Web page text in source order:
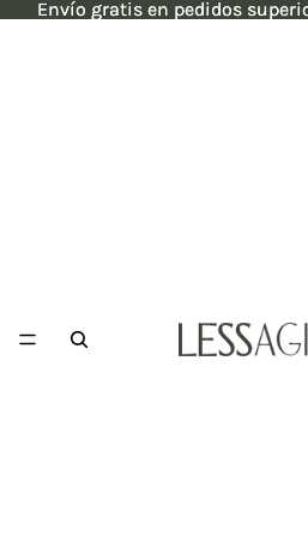
Envío gratis en pedidos
Envío gratis en pedidos